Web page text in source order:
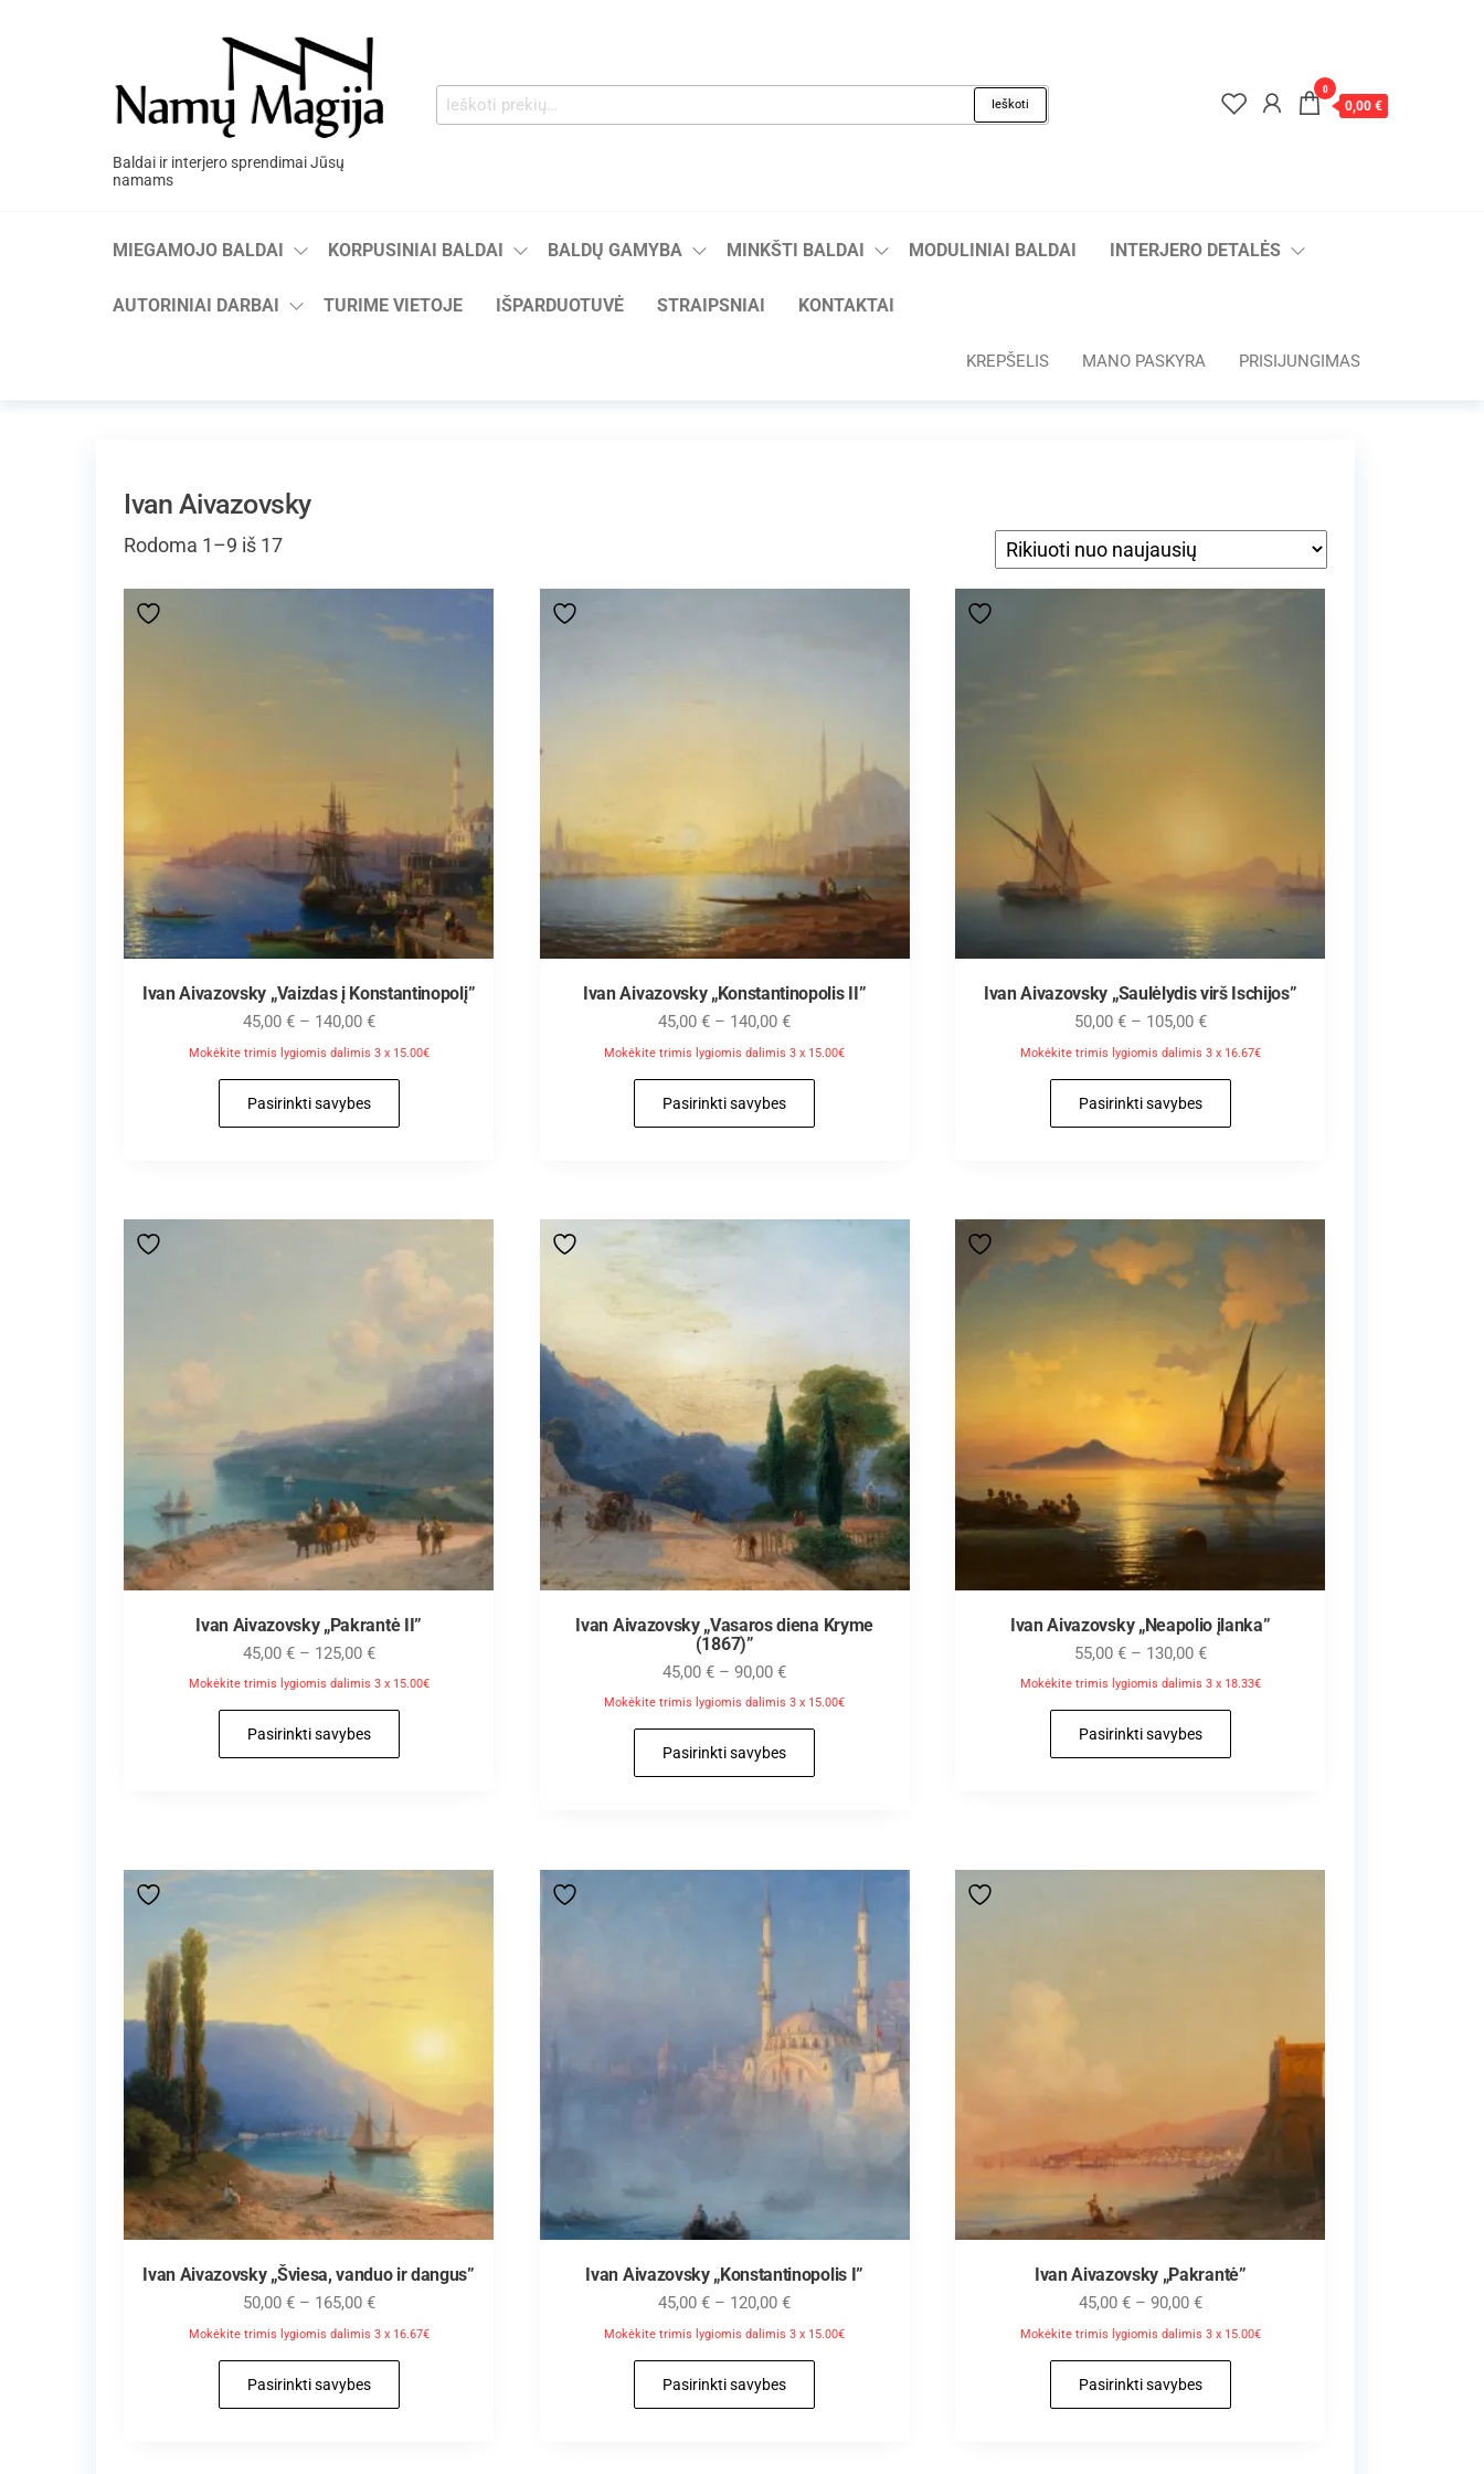
Baldai ir interjero sprendimai Jūsų
namams
Ieškoti
0
0,00 €
MIEGAMOJO BALDAI KORPUSINIAI BALDAI BALDŲ GAMYBA MINKŠTI BALDAI MODULINIAI BALDAI INTERJERO DETALĖS
AUTORINIAI DARBAI TURIME VIETOJE IŠPARDUOTUVĖ STRAIPSNIAI KONTAKTAI
KREPŠELIS MANO PASKYRA PRISIJUNGIMAS
Ivan Aivazovsky
Rodoma 1–9 iš 17
Ivan Aivazovsky „Vaizdas į Konstantinopolį”
45,00 € – 140,00 €
Mokėkite trimis lygiomis dalimis 3 x 15.00€
Pasirinkti savybes
Ivan Aivazovsky „Konstantinopolis II”
45,00€ – 140,00€
Mokėkite trimis lygiomis dalimis 3 x 15.00€
Pasirinkti savybes
Ivan Aivazovsky „Saulėlydis virš Ischijos”
50,00 € – 105,00 €
Mokėkite trimis lygiomis dalimis 3 x 16.67€
Pasirinkti savybes
Ivan Aivazovsky „Pakrantė II”
45,00 € – 125,00 €
Mokėkite trimis lygiomis dalimis 3 x 15.00€
Pasirinkti savybes
Ivan Aivazovsky „Vasaros diena Kryme
(1867)”
45,00€ – 90,00€
Mokėkite trimis lygiomis dalimis 3 x 15.00€
Pasirinkti savybes
Ivan Aivazovsky „Neapolio įlanka”
55,00 € – 130,00 €
Mokėkite trimis lygiomis dalimis 3 x 18.33€
Pasirinkti savybes
Ivan Aivazovsky „Šviesa, vanduo ir dangus”
50,00 € – 165,00 €
Mokėkite trimis lygiomis dalimis 3 x 16.67€
Pasirinkti savybes
Ivan Aivazovsky „Konstantinopolis I”
45,00€ – 120,00€
Mokėkite trimis lygiomis dalimis 3 x 15.00€
Pasirinkti savybes
Ivan Aivazovsky „Pakrantė”
45,00 € – 90,00 €
Mokėkite trimis lygiomis dalimis 3 x 15.00€
Pasirinkti savybes